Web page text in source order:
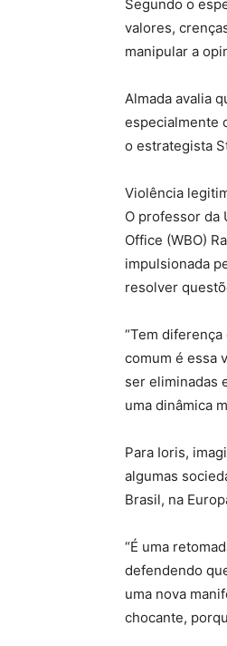
Segundo o
valores,
manipular a
Almada avalia
especialmente
o estrategista
Violência
O professor da
Office (WBO)
impulsionada
resolver
“Tem
comum é essa
ser eliminadas
uma dinâmica
Para Ioris,
algumas
Brasil, na
“É uma
defendendo
uma nova
chocante,